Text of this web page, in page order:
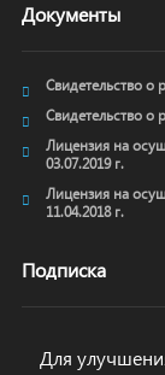
Документы
Свидетельство о
Свидетельство о
Лицензия на
03.07.2019 г.
Лицензия на
11.04.2018 г.
Подписка
Для